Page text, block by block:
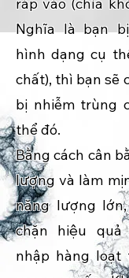
Nghĩa là bạn
hình dạng cụ
chất), thì bạn sẽ
bị nhiễm trùng
thể đó.
Bằng cách cân
lượng và làm
năng lượng
chặn hiệu
nhập hàng loạt